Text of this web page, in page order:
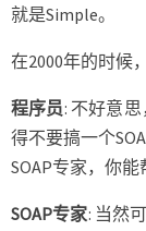
就是Simple。
在2000年的时候
程序员: 不好意
得不要搞一个
SOAP专家，你能
SOAP专家: 当然